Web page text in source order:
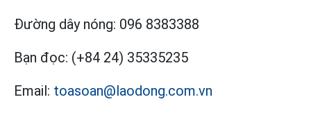
Đường dây nóng: 096 8383388
Bạn đọc: (+84 24) 35335235
Email: toasoan@laodong.com.vn